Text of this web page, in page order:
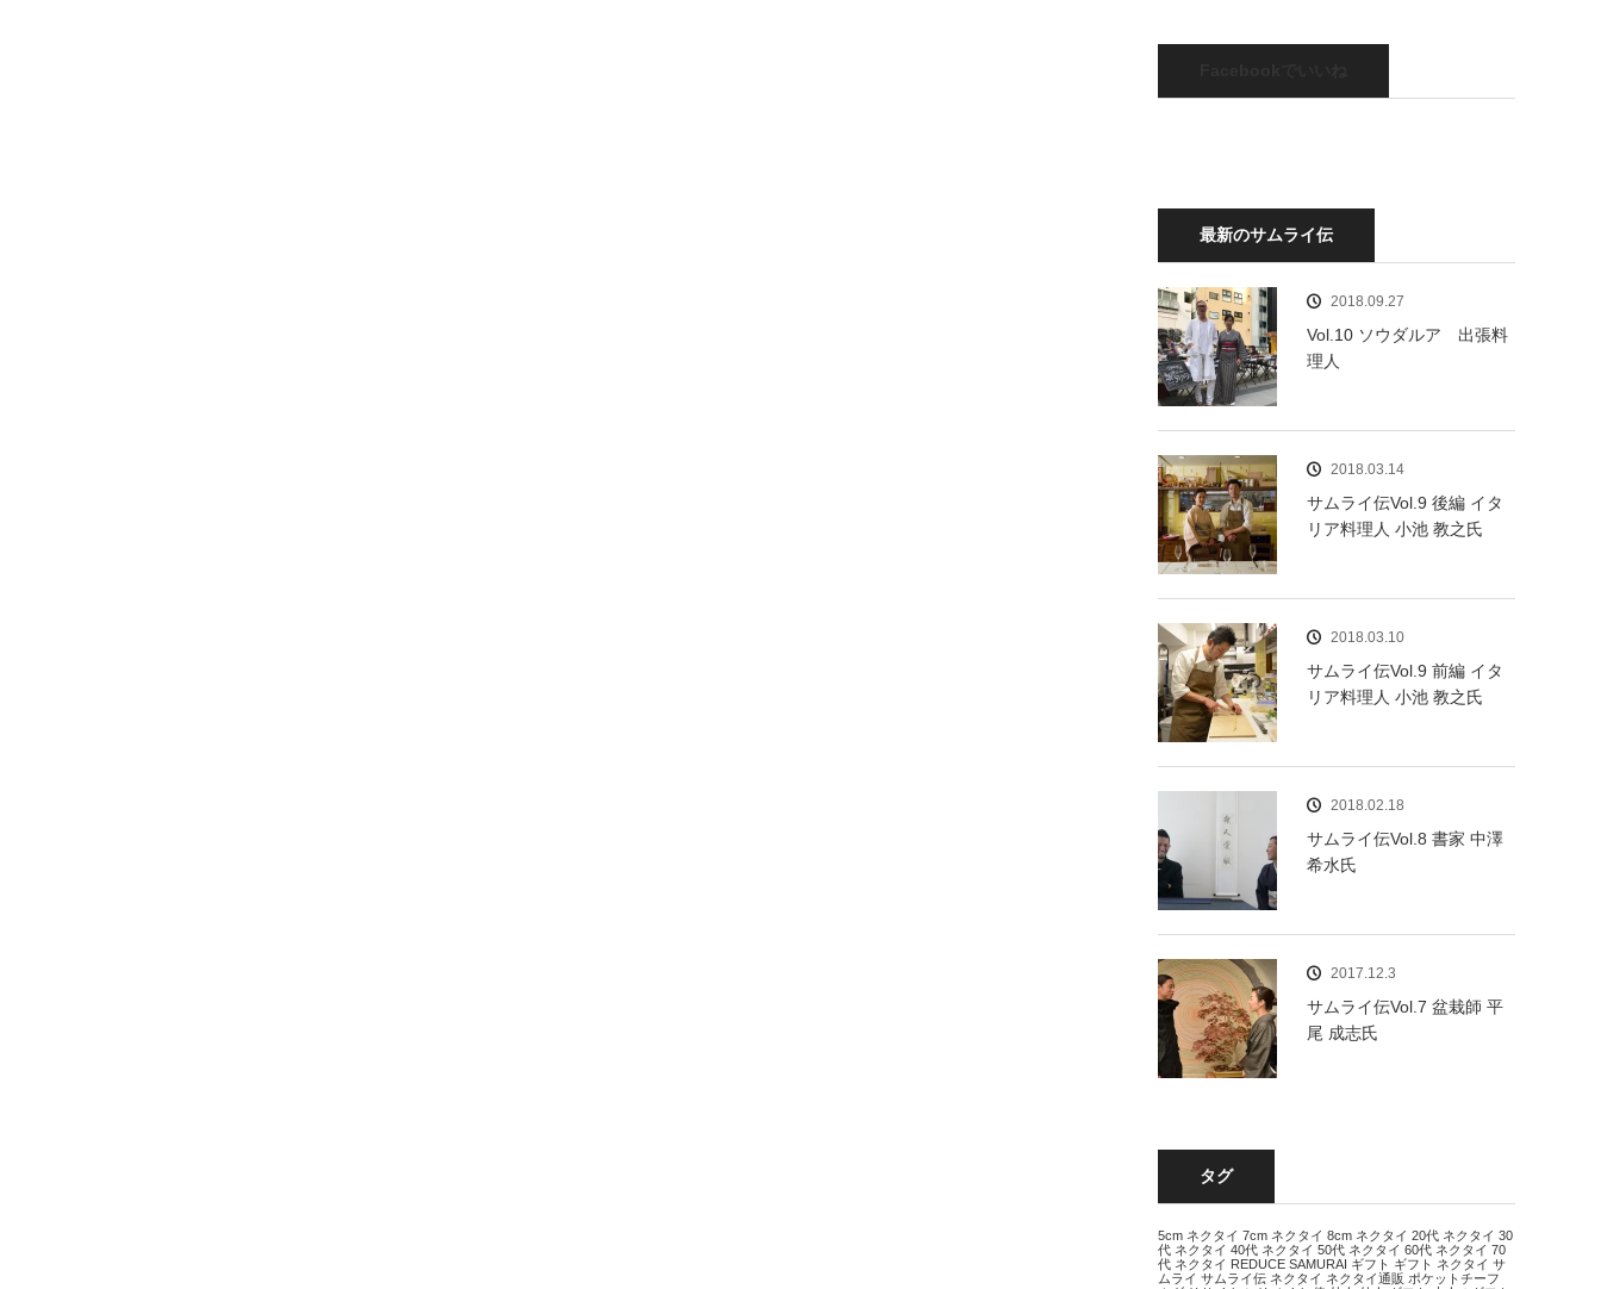
最新のサムライ伝
2018.09.27
Vol.10 ソウダルア 出張料
理人
2018.03.14
サムライ伝Vol.9 後編 イタ
リア料理人 小池 教之氏
2018.03.10
サムライ伝Vol.9 前編 イタ
リア料理人 小池 教之氏
2018.02.18
サムライ伝Vol.8 書家 中澤
希水氏
2017.12.3
サムライ伝Vol.7 盆栽師 平
尾 成志氏
タグ
5cm ネクタイ 7cm ネクタイ 8cm ネクタイ 20代 ネクタイ 30
代 ネクタイ 40代 ネクタイ 50代 ネクタイ 60代 ネクタイ 70
代 ネクタイ REDUCE SAMURAI ギフト ギフト ネクタイ サ
ムライ サムライ伝 ネクタイ ネクタイ通販 ポケットチーフ